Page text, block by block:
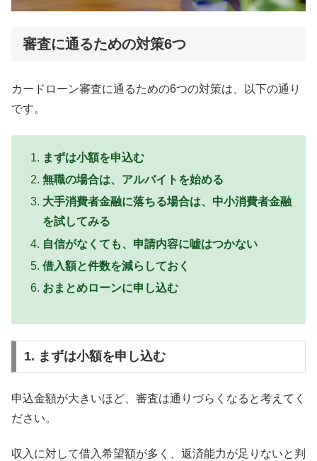
審査に通るための対策6つ
カードローン審査に通るための6つの対策は、以下の通り
です。
まずは小額を申込む
無職の場合は、アルバイトを始める
大手消費者金融に落ちる場合は、中小消費者金融
を試してみる
自信がなくても、申請内容に嘘はつかない
借入額と件数を減らしておく
おまとめローンに申し込む
1. まずは小額を申し込む
申込金額が大きいほど、審査は通りづらくなると考えてく
ださい。
収入に対して借入希望額が多く、返済能力が足りないと判